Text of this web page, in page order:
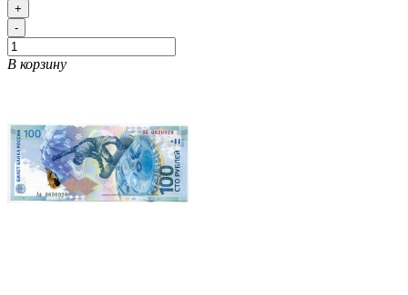
+
-
В корзину